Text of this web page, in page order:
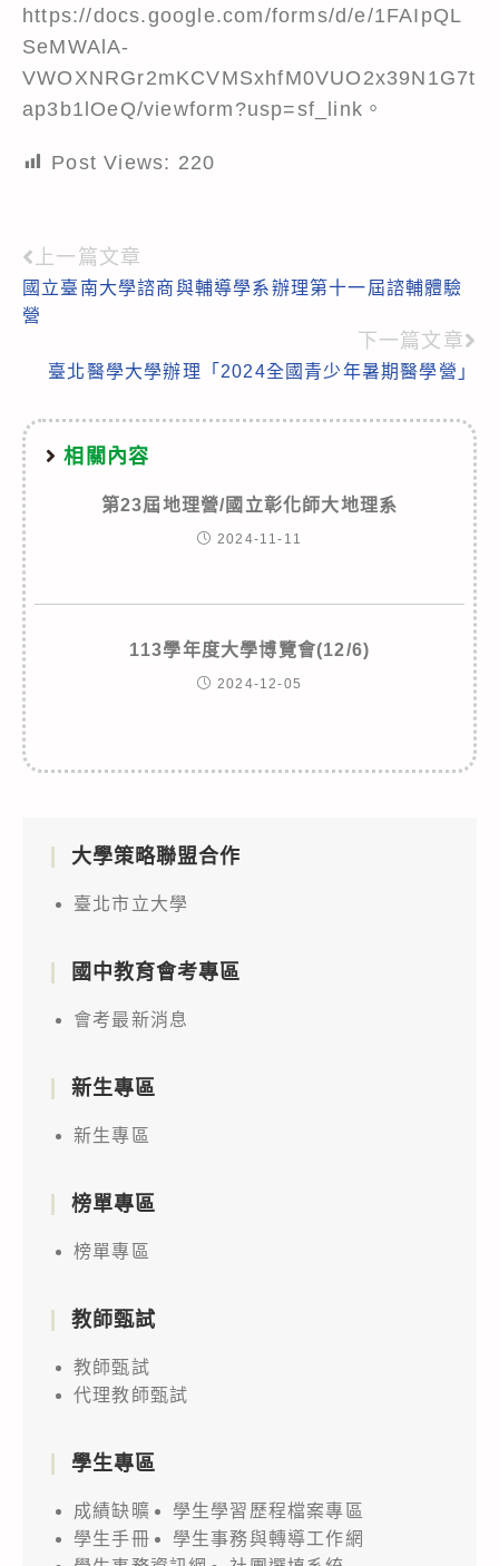
https://docs.google.com/forms/d/e/1FAIpQL
SeMWAlA-
VWOXNRGr2mKCVMSxhfM0VUO2x39N1G7t
ap3b1lOeQ/viewform?usp=sf_link。
Post Views: 220
Read
more
上一篇文章
國立臺南大學諮商與輔導學系辦理第十一屆諮輔體驗
營
下一篇文章
臺北醫學大學辦理「2024全國青少年暑期醫學營」
相關內容
第23屆地理營/國立彰化師大地理系
2024-11-11
113學年度大學博覽會(12/6)
2024-12-05
大學策略聯盟合作
臺北市立大學
國中教育會考專區
會考最新消息
新生專區
新生專區
榜單專區
榜單專區
教師甄試
教師甄試
代理教師甄試
學生專區
成績缺曠
學生學習歷程檔案專區
學生手冊
學生事務與轉導工作網